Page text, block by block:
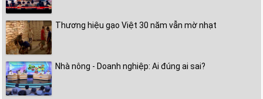
Thương hiệu gạo Việt 30 năm vẫn mờ nhạt
Nhà nông - Doanh nghiệp: Ai đúng ai sai?